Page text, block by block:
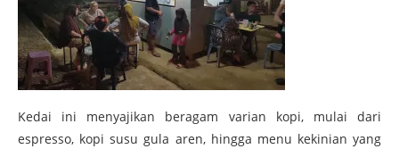
Kedai ini menyajikan beragam varian kopi, mulai dari
espresso, kopi susu gula aren, hingga menu kekinian yang